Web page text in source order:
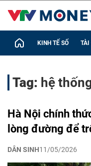
KINH TẾ SỐ TÀI
Tag: hệ
Hà Nội chính
lòng đường để
DÂN SINH11/05/2026